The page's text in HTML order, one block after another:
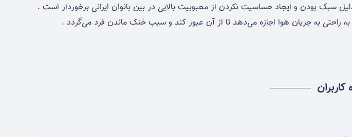
سبک بودن و ایجاد حساسیت نکردن از محبوبیت بالایی در بین بانوان ایرانی برخوردار است .
راحتی به جریان هوا اجازه می‌دهد تا از آن عبور کند و سبب خنک ماندن فرد می‌گردد .
کاربران